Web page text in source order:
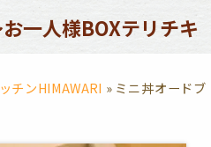
一人様BOXテリチキ
チンHIMAWARI » ミニ丼オードブ